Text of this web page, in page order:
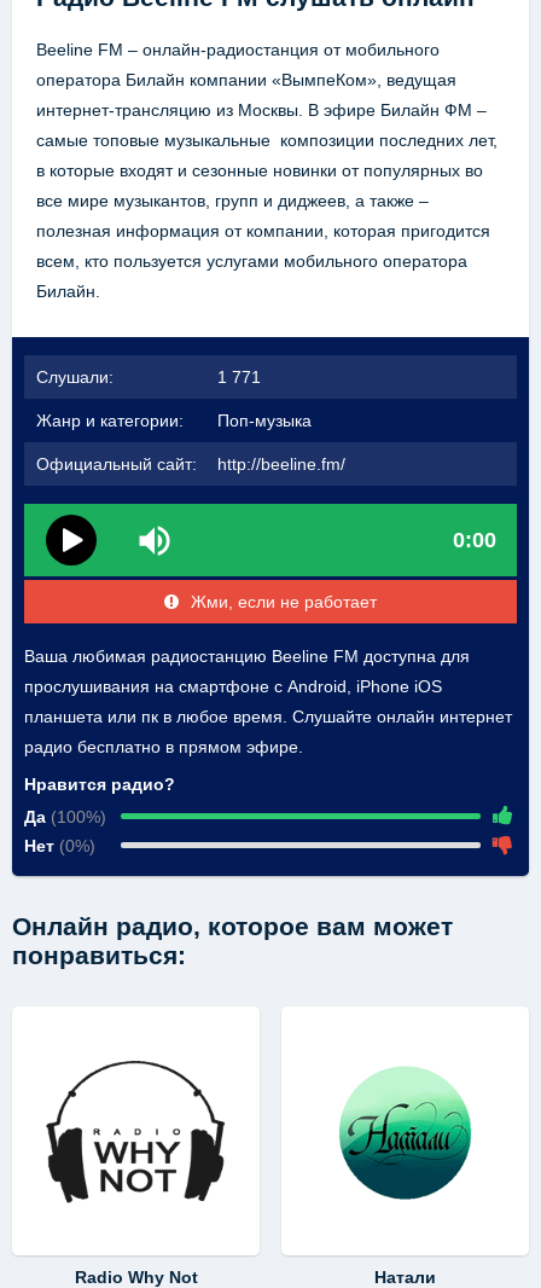
Beeline FM – онлайн-радиостанция от мобильного
оператора Билайн компании «ВымпеКом», ведущая
интернет-трансляцию из Москвы. В эфире Билайн ФМ –
самые топовые музыкальные композиции последних лет,
в которые входят и сезонные новинки от популярных во
все мире музыкантов, групп и диджеев, а также –
полезная информация от компании, которая пригодится
всем, кто пользуется услугами мобильного оператора
Билайн.
Слушали: 1 771
Жанр и категории: Поп-музыка
Официальный сайт: http://beeline.fm/
0:00
Жми, если не работает
Ваша любимая радиостанцию Beeline FM доступна для
прослушивания на смартфоне с Android, iPhone iOS
планшета или пк в любое время. Слушайте онлайн интернет
радио бесплатно в прямом эфире.
Нравится радио?
Да (100%)
Нет (0%)
Онлайн радио, которое вам может
понравиться:
Radio Why Not Натали